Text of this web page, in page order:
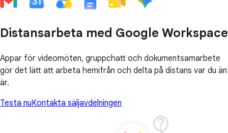
Distansarbeta med Google Workspace
Appar för videomöten, gruppchatt och dokumentsamarbete
gör det lätt att arbeta hemifrån och delta på distans var du än
är.
Testa nuKontakta säljavdelningen